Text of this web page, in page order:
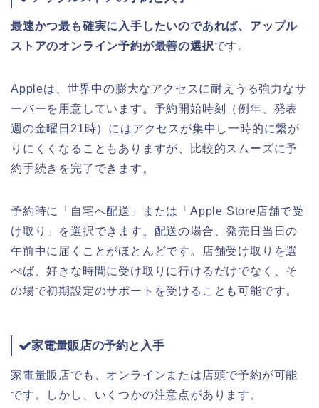
最速かつ最も確実に入手したいのであれば、アップル
ストアのオンライン予約が最善の選択です。
Appleは、世界中の膨大なアクセスに耐えうる強力なサ
ーバーを用意しています。予約開始時刻（例年、発表
週の金曜日21時）にはアクセスが集中し一時的に繋が
りにくくなることもありますが、比較的スムーズに予
約手続きを完了できます。
予約時に「自宅へ配送」または「Apple Store店舗で受
け取り」を選択できます。配送の場合、発売日当日の
午前中に届くことがほとんどです。店舗受け取りを選
べば、好きな時間に受け取りに行けるだけでなく、そ
の場で初期設定のサポートを受けることも可能です。
家電量販店の予約と入手
家電量販店でも、オンラインまたは店頭で予約が可能
です。しかし、いくつかの注意点があります。